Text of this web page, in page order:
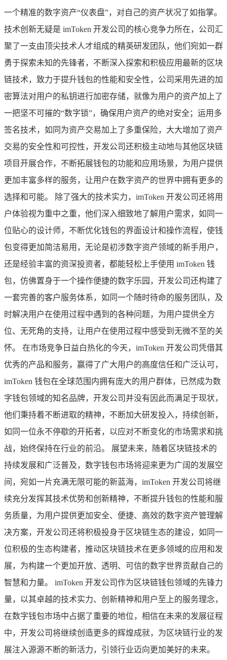
一个精准的数字资产“仪表盘”，对自己的资产状况了如指掌。
技术创新无疑是 imToken 开发公司的核心竞争力所在，公司汇
聚了一支由顶尖技术人才组成的精英研发团队，他们宛如一群
勇于探索未知的先锋者，不断深入探索和积极应用最新的区块
链技术，致力于提升钱包的性能和安全性，公司采用先进的加
密算法对用户的私钥进行加密存储，就像为用户的资产加上了
一把坚不可摧的“数字锁”，确保用户资产的绝对安全；运用多
签名技术，如同为资产交易加上了多重保险，大大增加了资产
交易的安全性和可控性，开发公司还积极主动地与其他区块链
项目开展合作，不断拓展钱包的功能和应用场景，为用户提供
更加丰富多样的服务，让用户在数字资产的世界中拥有更多的
选择和可能。 除了强大的技术实力，imToken 开发公司还将用
户体验视为重中之重，他们深入细致地了解用户需求，如同一
位贴心的设计师，不断优化钱包的界面设计和操作流程，使钱
包变得更加简洁易用，无论是初涉数字资产领域的新手用户，
还是经验丰富的资深投资者，都能轻松上手使用 imToken 钱
包，仿佛置身于一个操作便捷的数字乐园，开发公司还构建了
一套完善的客户服务体系，如同一个随时待命的服务团队，及
时解决用户在使用过程中遇到的各种问题，为用户提供全方
位、无死角的支持，让用户在使用过程中感受到无微不至的关
怀。 在市场竞争日益白热化的今天，imToken 开发公司凭借其
优秀的产品和服务，赢得了广大用户的高度信任和广泛认可，
imToken 钱包在全球范围内拥有庞大的用户群体，已然成为数
字钱包领域的知名品牌，开发公司并没有因此而满足于现状，
他们秉持着不断进取的精神，不断加大研发投入，持续创新，
如同一位永不停歇的开拓者，以应对不断变化的市场需求和挑
战，始终保持在行业的前沿。 展望未来，随着区块链技术的
持续发展和广泛普及，数字钱包市场将迎来更为广阔的发展空
间，宛如一片充满无限可能的新蓝海，imToken 开发公司将继
续充分发挥其技术优势和创新精神，不断提升钱包的性能和服
务质量，为用户提供更加安全、便捷、高效的数字资产管理解
决方案，开发公司还将积极投身于区块链生态的建设，如同一
位积极的生态构建者，推动区块链技术在更多领域的应用和发
展，为构建一个更加开放、透明、可信的数字世界贡献自己的
智慧和力量。 imToken 开发公司作为区块链钱包领域的先锋力
量，以其卓越的技术实力、创新精神和用户至上的服务理念，
在数字钱包市场中占据了重要的地位，相信在未来的发展征程
中，开发公司将继续创造更多的辉煌成就，为区块链行业的发
展注入源源不断的新活力，引领行业迈向更加美好的未来。